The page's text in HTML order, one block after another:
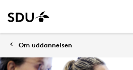
Om uddannelsen